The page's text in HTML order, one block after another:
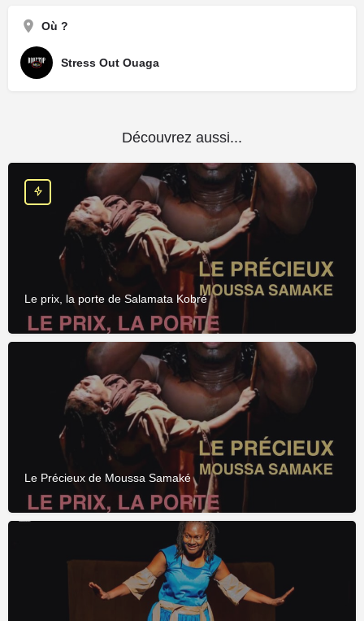
Où ?
Stress Out Ouaga
Découvrez aussi...
Le prix, la porte de Salamata Kobré
Le Précieux de Moussa Samaké